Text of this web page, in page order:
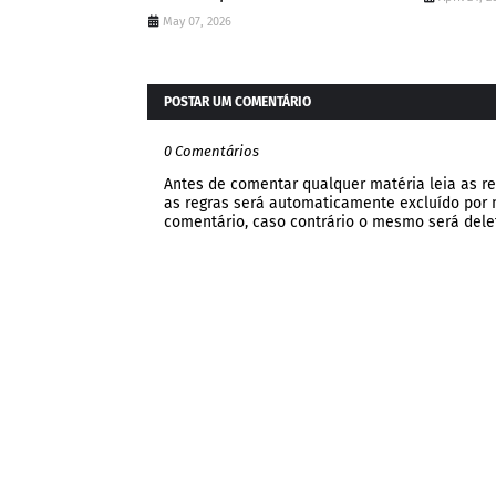
May 07, 2026
POSTAR UM COMENTÁRIO
0 Comentários
Antes de comentar qualquer matéria leia as
as regras será automaticamente excluído
comentário, caso contrário o mesmo será